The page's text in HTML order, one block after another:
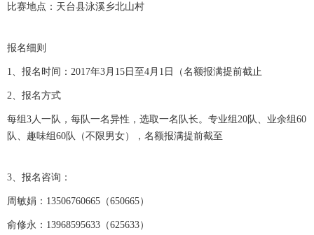
比赛地点：天台县泳溪乡北山村
报名细则
1、报名时间：2017年3月15日至4月1日（名额报满提前截止
2、报名方式
每组3人一队，每队一名异性，选取一名队长。专业组20队、业余组60
队、趣味组60队（不限男女），名额报满提前截至
3、报名咨询：
周敏娟：13506760665（650665）
俞修永：13968595633（625633）